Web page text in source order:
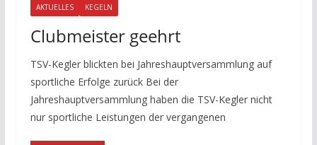
AKTUELLES KEGELN
Clubmeister geehrt
TSV-Kegler blickten bei Jahreshauptversammlung auf
sportliche Erfolge zurück Bei der
Jahreshauptversammlung haben die TSV-Kegler nicht
nur sportliche Leistungen der vergangenen